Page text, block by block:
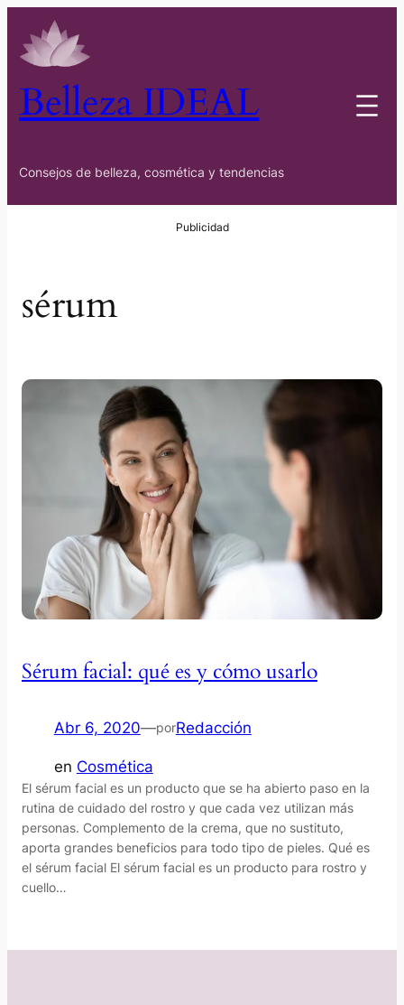
contenido
Belleza IDEAL
Consejos de belleza, cosmética y tendencias
sérum
Sérum facial: qué es y cómo usarlo
Abr 6, 2020—porRedacción
en Cosmética
El sérum facial es un producto que se ha abierto paso en la
rutina de cuidado del rostro y que cada vez utilizan más
personas. Complemento de la crema, que no sustituto,
aporta grandes beneficios para todo tipo de pieles. Qué es
el sérum facial El sérum facial es un producto para rostro y
cuello…